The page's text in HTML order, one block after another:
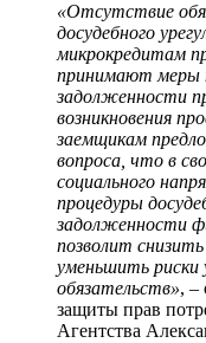
«Отсутствие
досудебного
микрокредитам
принимают меры
задолженности
возникновения
заемщикам
вопроса, что в
социального
процедуры
задолженности
позволит
уменьшить риски
обязательств», –
защиты прав
Агентства